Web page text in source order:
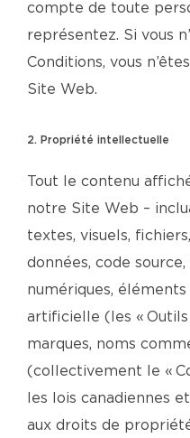
compte de toute
représentez. Si vous
Conditions, vous
Site Web.
2. Propriété intellectuelle
Tout le contenu
notre Site Web –
textes, visuels,
données, code
numériques,
artificielle (les « Outils
marques, noms
(collectivement le «
les lois canadiennes
aux droits de